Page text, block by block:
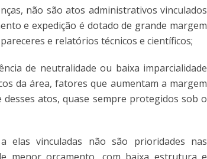
não são atos administrativos vinculados
e expedição é dotado de grande margem
e relatórios técnicos e científicos;
de neutralidade ou baixa imparcialidade
da área, fatores que aumentam a margem
atos, quase sempre protegidos sob o
elas vinculadas não são prioridades nas